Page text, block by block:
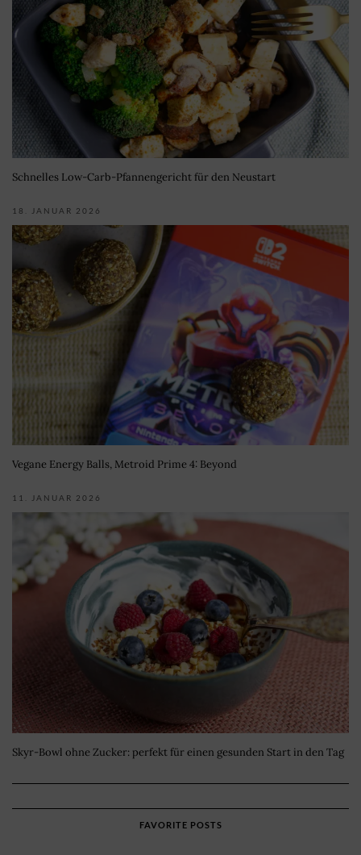
Schnelles Low-Carb-Pfannengericht für den Neustart
18. JANUAR 2026
Vegane Energy Balls, Metroid Prime 4: Beyond
11. JANUAR 2026
Skyr-Bowl ohne Zucker: perfekt für einen gesunden Start in den Tag
FAVORITE POSTS